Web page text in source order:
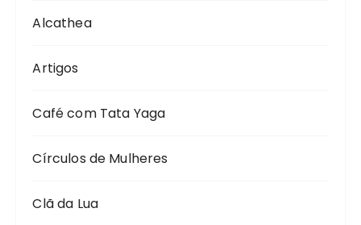
Alcathea
Artigos
Café com Tata Yaga
Círculos de Mulheres
Clã da Lua